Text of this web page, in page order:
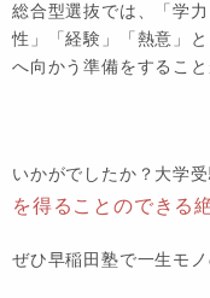
総合型選抜では、「学
性」「経験」「熱意」
へ向かう準備をすること
いかがでしたか？大学
を得ることのできる
ぜひ早稲田塾で一生モ